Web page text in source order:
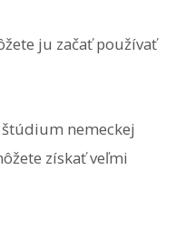
ju začať používať
nemeckej
získať veľmi